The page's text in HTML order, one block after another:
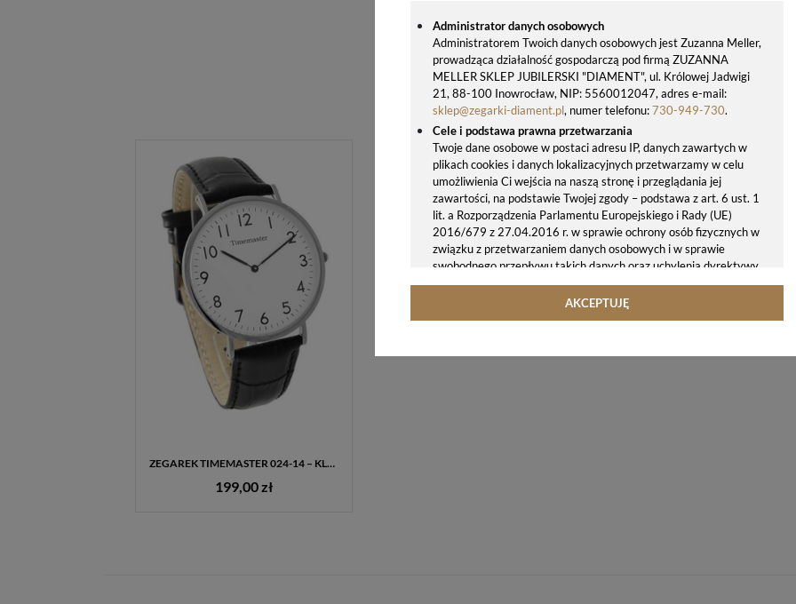
Administrator danych osobowych
Administratorem Twoich danych osobowych jest Zuzanna Meller,
prowadząca działalność gospodarczą pod firmą ZUZANNA
MELLER SKLEP JUBILERSKI "DIAMENT", ul. Królowej Jadwigi
21, 88-100 Inowrocław, NIP: 5560012047, adres e-mail:
sklep@zegarki-diament.pl, numer telefonu:730-949-730.
Cele i podstawa prawna przetwarzania
Twoje dane osobowe w postaci adresu IP, danych zawartych w
plikach cookies i danych lokalizacyjnych przetwarzamy w celu
umożliwienia Ci wejścia na naszą stronę i przeglądania jej
zawartości, na podstawie Twojej zgody – podstawa z art. 6 ust. 1
lit. a Rozporządzenia Parlamentu Europejskiego i Rady (UE)
2016/679 z 27.04.2016 r. w sprawie ochrony osób fizycznych w
związku z przetwarzaniem danych osobowych i w sprawie
swobodnego przepływu takich danych oraz uchylenia dyrektywy
95/46/WE (ogólne rozporządzenie o ochronie danych, tj. RODO).
Twoje dane osobowe możemy udostępniać hostingodawcy. Takie
zgodnie z naszymi poleceniami. Przekazujemy Twoje dane poza
AKCEPTUJĘ
OSTATNIO OGLĄDANE PRODUKTY
ZEGAREK TIMEMASTER 024-14 – KLASYCZNY ZEGAREK MĘSKI, SREBRNA KOPERTA, BIAŁY CYFERBLAT, CZARNY PASEK
199,00 zł